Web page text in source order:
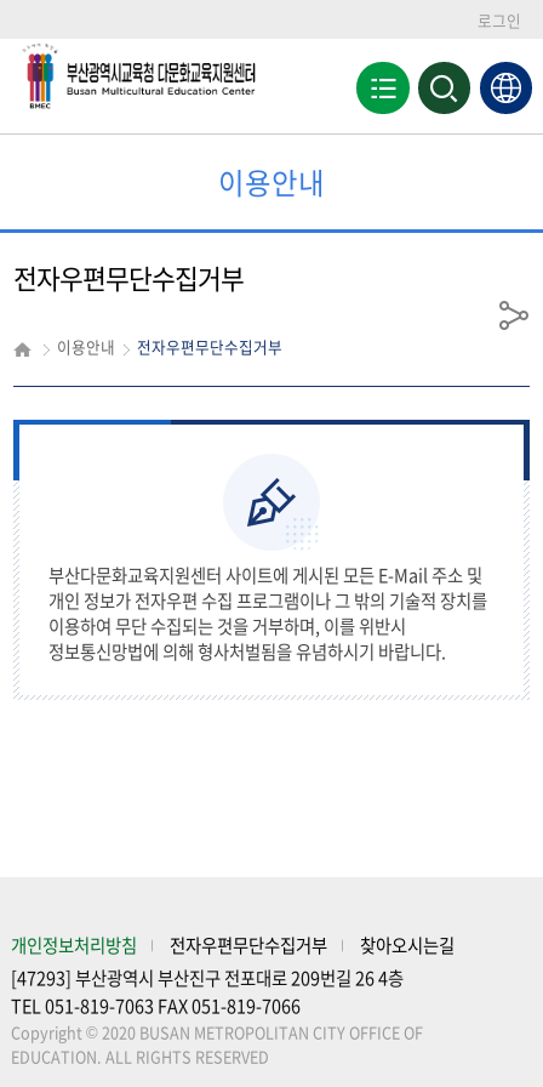
로그인
전
체
검
색
영
역
이용안내
전자우편무단수집거부
이용안내 전자우편무단수집거부
공
부산다문화교육지원센터 사이트에 게시된 모든 E-Mail 주소 및
개인 정보가 전자우편 수집 프로그램이나 그 밖의 기술적 장치를
이용하여 무단 수집되는 것을 거부하며, 이를 위반시
정보통신망법에 의해 형사처벌됨을 유념하시기 바랍니다.
개인정보처리방침 전자우편무단수집거부
찾아오시는길
[47293] 부산광역시 부산진구 전포대로 209번길 26 4층
TEL 051-819-7063 FAX 051-819-7066
Copyright © 2020 BUSAN METROPOLITAN CITY OFFICE OF
EDUCATION. ALL RIGHTS RESERVED